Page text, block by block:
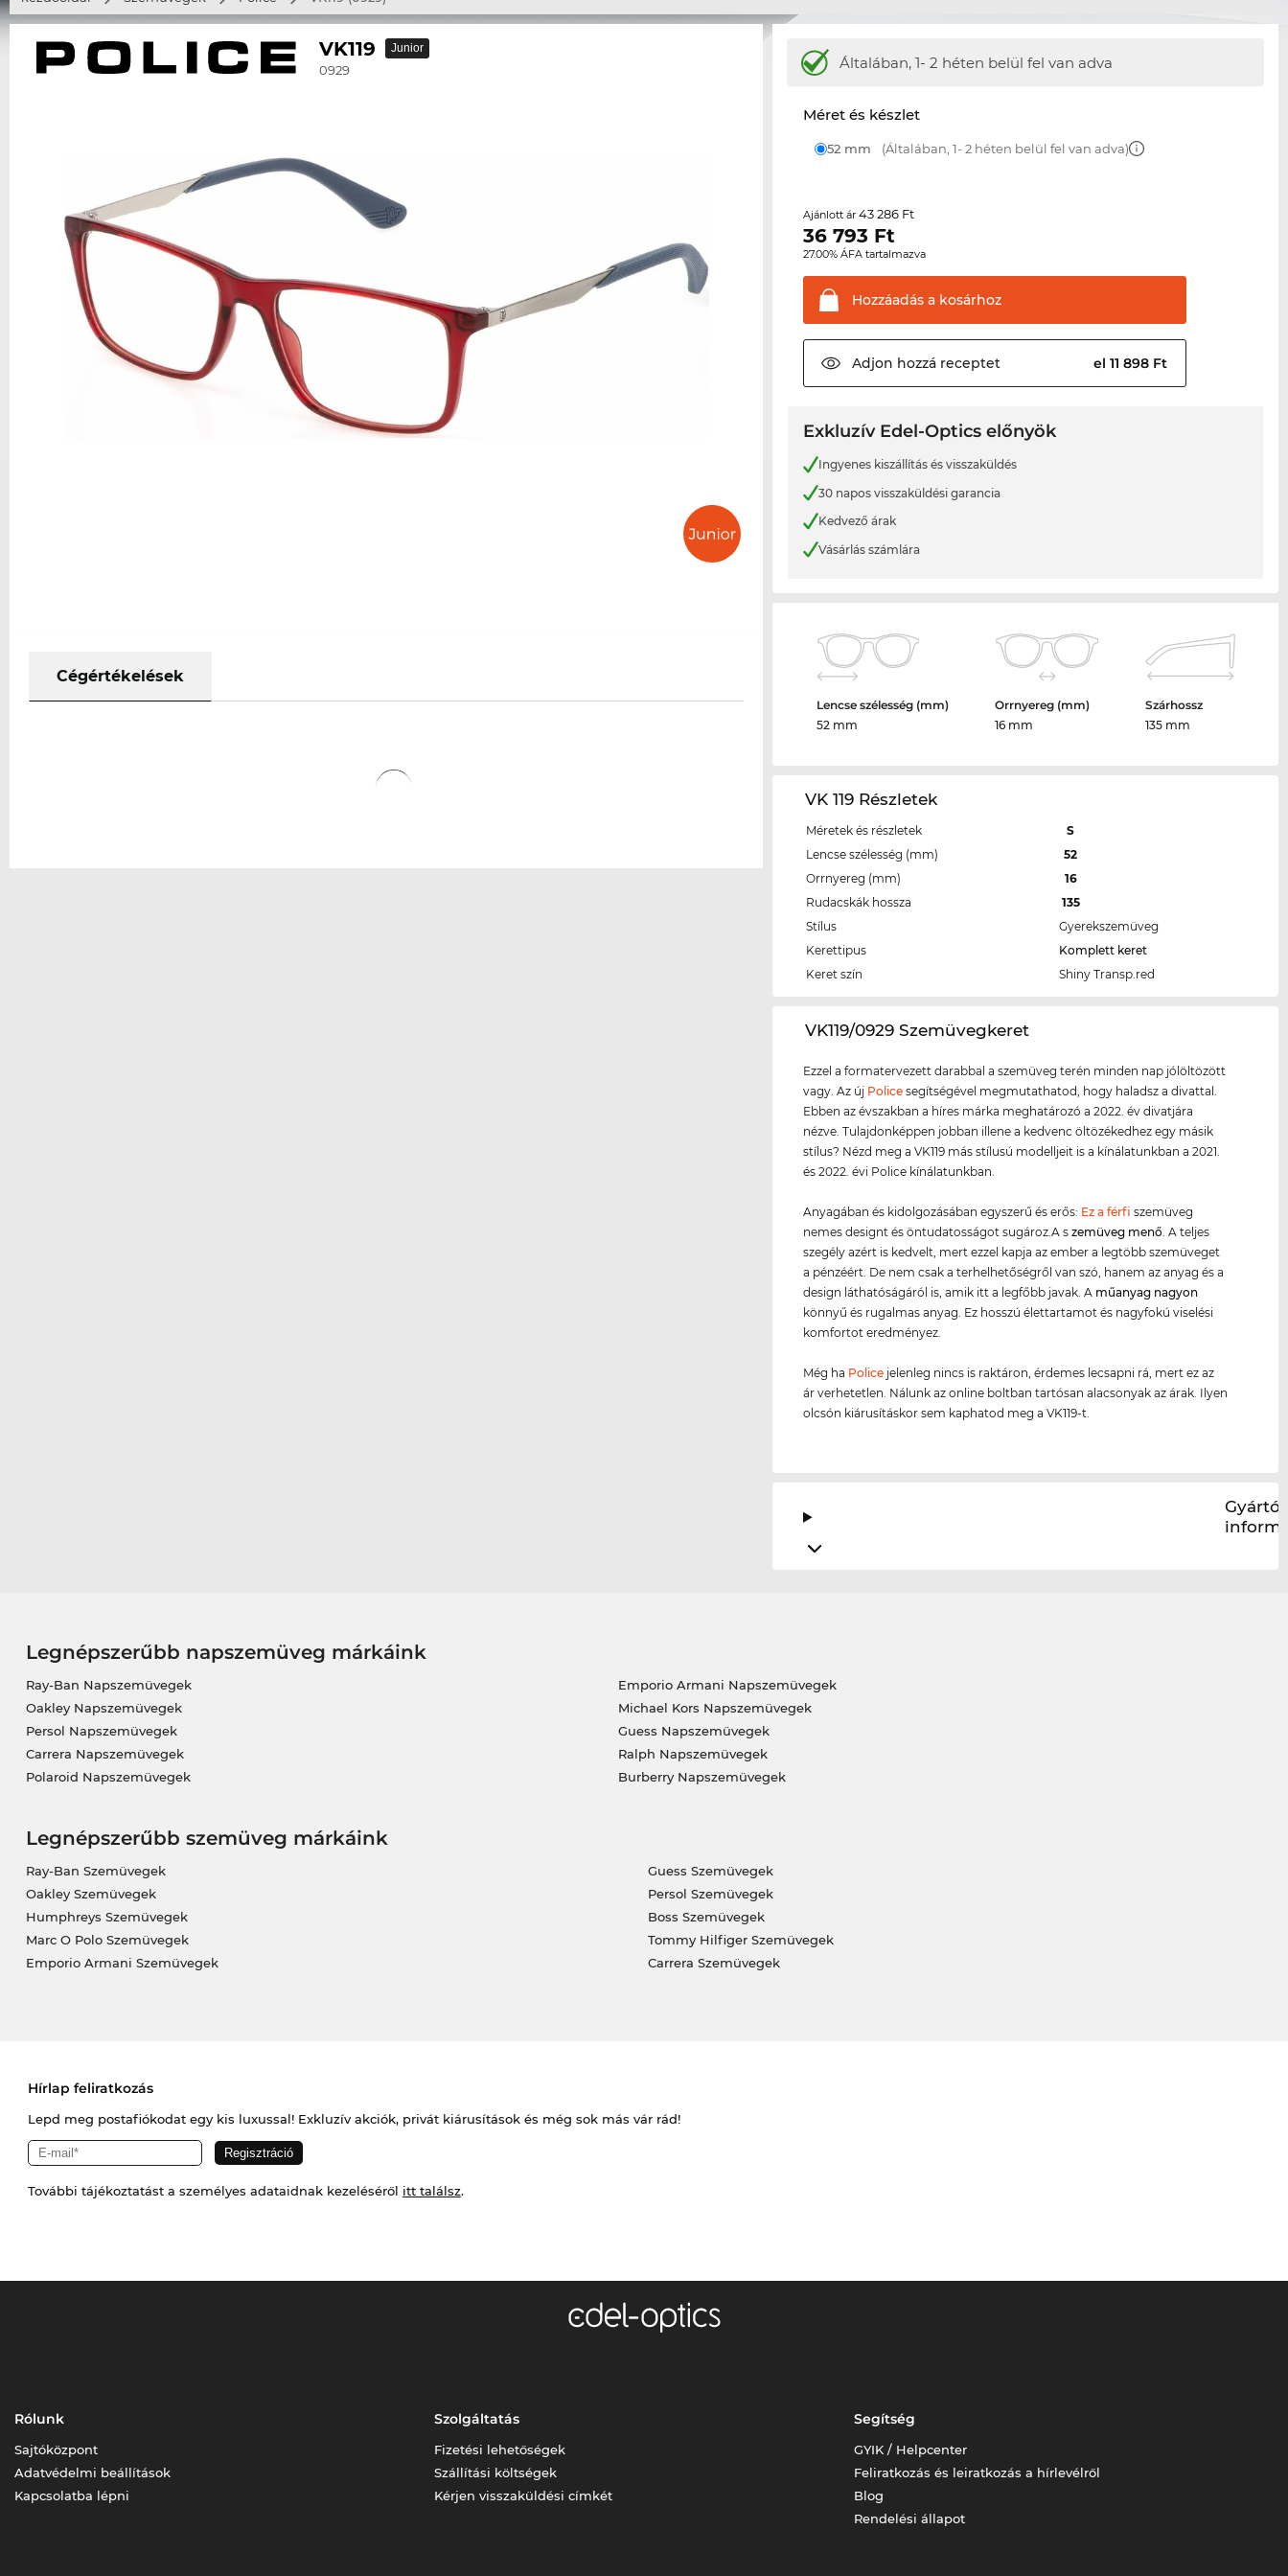
VK119
0929
Junior
Cégértékelések
Általában, 1- 2 héten belül fel van adva
Méret és készlet
52 mm (Általában, 1- 2 héten belül fel van adva)
Ajánlott ár43 286 Ft
36 793 Ft
27.00% ÁFA tartalmazva
Hozzáadás a kosárhoz
Adjon hozzá receptet el 11 898 Ft
Exkluzív Edel-Optics előnyök
Ingyenes kiszállítás és visszaküldés
30 napos visszaküldési garancia
Kedvező árak
Vásárlás számlára
Lencse szélesség (mm)
52 mm
Orrnyereg (mm)
16 mm
Szárhossz
135 mm
VK 119 Részletek
Méretek és részletek
S
Lencse szélesség (mm)
52
Orrnyereg (mm)
16
Rudacskák hossza
135
Stílus
Gyerekszemüveg
Kerettipus
Komplett keret
Keret szín
Shiny Transp.red
‌VK119/0929 Szemüvegkeret
Ezzel a formatervezett darabbal a szemüveg terén minden nap jólöltözött
vagy. Az új Police segítségével megmutathatod, hogy haladsz a divattal.
Ebben az évszakban a híres márka meghatározó a 2022. év divatjára
nézve. Tulajdonképpen jobban illene a kedvenc öltözékedhez egy másik
stílus? Nézd meg a VK119 más stílusú modelljeit is a kínálatunkban a 2021.
és 2022. évi Police kínálatunkban.
Anyagában és kidolgozásában egyszerű és erős: Ez a férfi szemüveg
nemes designt és öntudatosságot sugároz.A szemüveg menő. A teljes
szegély azért is kedvelt, mert ezzel kapja az ember a legtöbb szemüveget
a pénzéért. De nem csak a terhelhetőségről van szó, hanem az anyag és a
design láthatóságáról is, amik itt a legfőbb javak. A műanyag nagyon
könnyű és rugalmas anyag. Ez hosszú élettartamot és nagyfokú viselési
komfortot eredményez.
Még ha Police jelenleg nincs is raktáron, érdemes lecsapni rá, mert ez az
ár verhetetlen. Nálunk az online boltban tartósan alacsonyak az árak. Ilyen
olcsón kiárusításkor sem kaphatod meg a VK119-t.
Gyártói
Legnépszerűbb napszemüveg márkáink
Ray-Ban Napszemüvegek
Oakley Napszemüvegek
Persol Napszemüvegek
Carrera Napszemüvegek
Polaroid Napszemüvegek
Emporio Armani Napszemüvegek
Michael Kors Napszemüvegek
Guess Napszemüvegek
Ralph Napszemüvegek
Burberry Napszemüvegek
Legnépszerűbb szemüveg márkáink
Ray-Ban Szemüvegek
Oakley Szemüvegek
Humphreys Szemüvegek
Marc O Polo Szemüvegek
Emporio Armani Szemüvegek
Guess Szemüvegek
Persol Szemüvegek
Boss Szemüvegek
Tommy Hilfiger Szemüvegek
Carrera Szemüvegek
Hírlap feliratkozás
Lepd meg postafiókodat egy kis luxussal! Exkluzív akciók, privát kiárusítások és még sok más vár rád!
További tájékoztatást a személyes adataidnak kezeléséről itt találsz.
Rólunk
Sajtóközpont
Adatvédelmi beállítások
Kapcsolatba lépni
Szolgáltatás
Fizetési lehetőségek
Szállítási költségek
Kérjen visszaküldési címkét
Segítség
GYIK / Helpcenter
Feliratkozás és leiratkozás a hírlevélről
Blog
Rendelési állapot